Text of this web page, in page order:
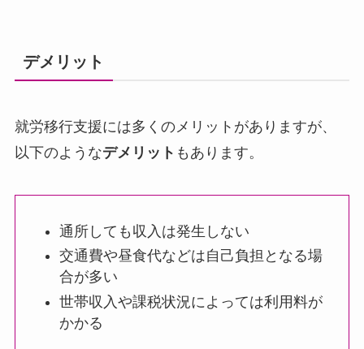
デメリット
就労移行支援には多くのメリットがありますが、
以下のようなデメリット もあります。
通所しても収入は発生しない
交通費や昼食代などは自己負担となる場
合が多い
世帯収入や課税状況によっては利用料が
かかる